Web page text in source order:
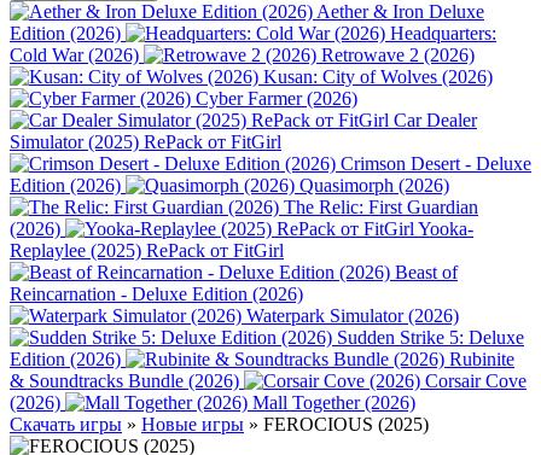
Aether & Iron Deluxe
Edition (2026)
Headquarters:
Cold War (2026)
Retrowave 2 (2026)
Kusan: City of Wolves (2026)
Cyber Farmer (2026)
Car Dealer
Simulator (2025) RePack от FitGirl
Crimson Desert - Deluxe
Edition (2026)
Quasimorph (2026)
The Relic: First Guardian
(2026)
Yooka-
Replaylee (2025) RePack от FitGirl
Beast of
Reincarnation - Deluxe Edition (2026)
Waterpark Simulator (2026)
Sudden Strike 5: Deluxe
Edition (2026)
Rubinite
& Soundtracks Bundle (2026)
Corsair Cove
(2026)
Mall Together (2026)
Скачать игры » Новые игры » FEROCIOUS (2025)